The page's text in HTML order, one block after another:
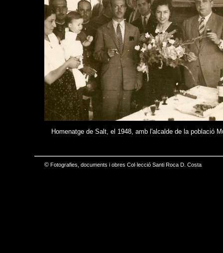
Homenatge de Salt, el 1948, amb l'alcalde de la població
© Fotografies, documents i obres Col·lecció Santi Roca D. Costa